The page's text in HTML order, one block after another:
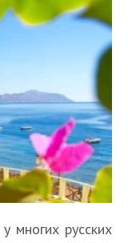
многих русских